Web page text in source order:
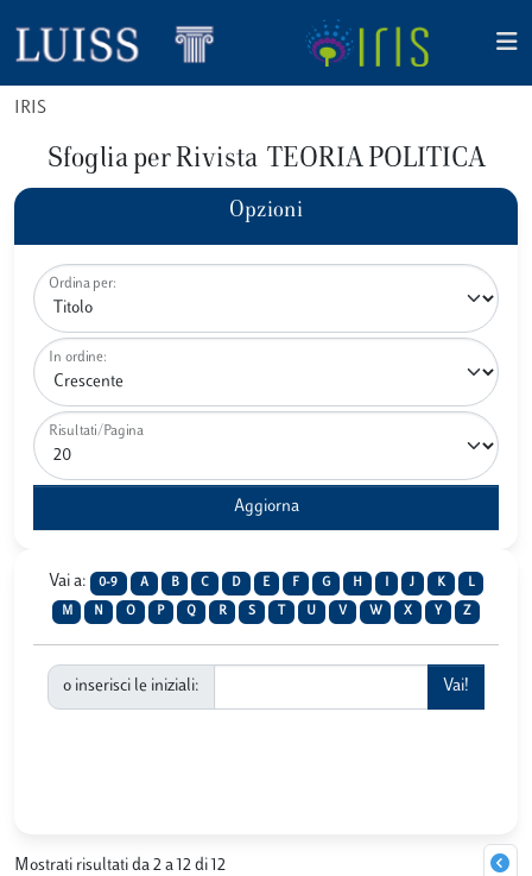
IRIS
Sfoglia per Rivista TEORIA POLITICA
Opzioni
Ordina per:
In ordine:
Risultati/Pagina
Vai a: 0-9 A B C D E F G H J K L
M N O P Q R S U V W X Y Z
o inserisci le iniziali:
Mostrati risultati da 2 a 12 di 12